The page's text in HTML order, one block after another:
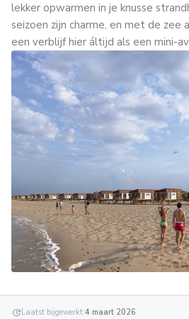
lekker opwarmen in je knusse
seizoen zijn charme, en met de
een verblijf hier áltijd als een mini-
updateLaatst bijgewerkt:4 maart 2026